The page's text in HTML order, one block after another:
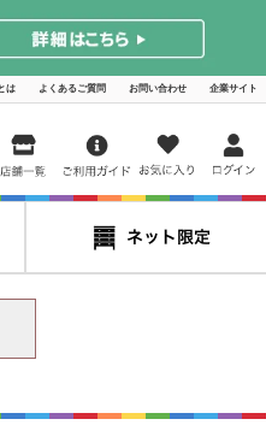
は よくあるご質問 お問い合わせ 企業サイト